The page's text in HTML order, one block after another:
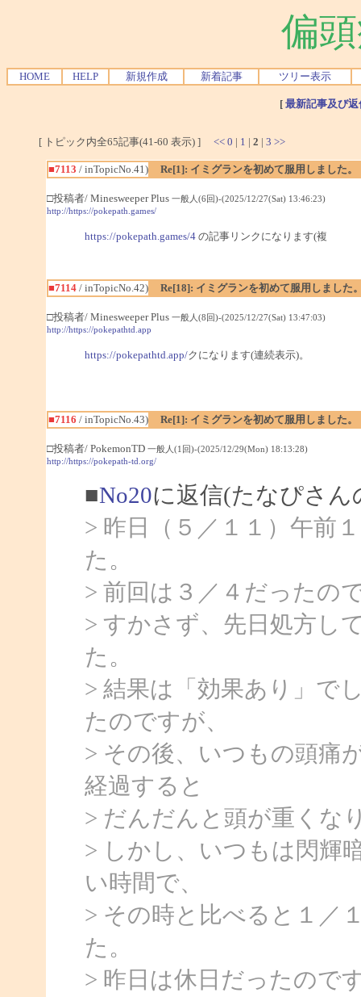
偏
HOME HELP 新規作成 新着記事 ツリー表示
[ 最新記事及び
[ トピック内全65記事(41-60 表示) ] << 0 | 1 | 2 | 3 >>
■7113 / inTopicNo.41) Re[1]: イミグランを初めて服用しました。
□投稿者/ Minesweeper Plus 一般人(6回)-(2025/12/27(Sat) 13:46:23)
http://https://pokepath.games/
https://pokepath.games/4の記事リンクになります(複
■7114/ inTopicNo.42) Re[18]: イミグランを初めて服用しました
□投稿者/ Minesweeper Plus 一般人(8回)-(2025/12/27(Sat) 13:47:03)
http://https://pokepathtd.app
https://pokepathtd.app/クになります(連続表示)。
■7116 / inTopicNo.43) Re[1]: イミグランを初めて服用しました。
□投稿者/ PokemonTD 一般人(1回)-(2025/12/29(Mon) 18:13:28)
http://https://pokepath-td.org/
■No20に返信(たなぴさん
> 昨日（５／１１）午前
た。
> 前回は３／４だったの
> すかさず、先日処方し
た。
> 結果は「効果あり」で
たのですが、
> その後、いつもの頭痛
経過すると
> だんだんと頭が重くな
> しかし、いつもは閃輝
い時間で、
> その時と比べると１／
た。
> 昨日は休日だったので